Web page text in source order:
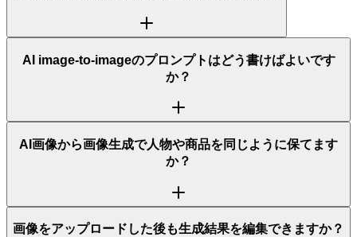
AI image-to-imageのプロンプトはどう書けばよいです
か？
AI画像から画像生成で人物や商品を同じように保てます
か？
画像をアップロードした後も生成結果を編集できますか？